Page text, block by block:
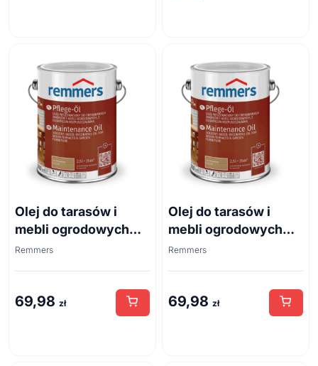
Olej do tarasów i
mebli ogrodowych
Remmers 0,75 l
Remmers
69,98 zł
Olej do tarasów i
mebli ogrodowych
Remmers 0,75 l dąb
Remmers
69,98 zł